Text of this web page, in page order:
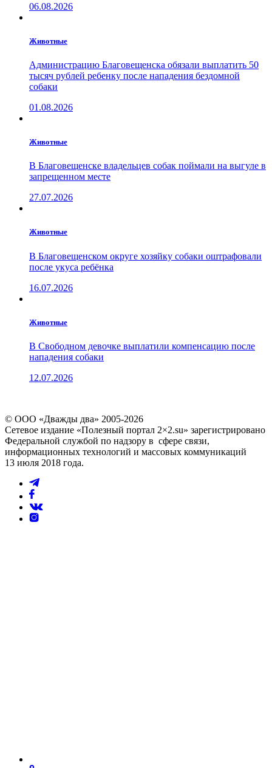
06.08.2026
Животные
Администрацию Благовещенска обязали выплатить 50
тысяч рублей ребенку после нападения бездомной
собаки
01.08.2026
Животные
В Благовещенске владельцев собак поймали на выгуле в
запрещенном месте
27.07.2026
Животные
В Благовещенском округе хозяйку собаки оштрафовали
после укуса ребёнка
16.07.2026
Животные
В Свободном девочке выплатили компенсацию после
нападения собаки
12.07.2026
© ООО «Дважды два» 2005-2026
Сетевое издание «Полезный портал 2×2.su» зарегистрировано
Федеральной службой по надзору в сфере связи,
информационных технологий и массовых коммуникаций
13 июля 2018 года.